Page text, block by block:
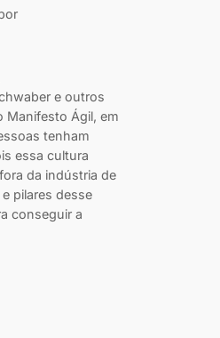
e outros
Manifesto Ágil, em
tenham
essa cultura
da indústria de
pilares desse
conseguir a